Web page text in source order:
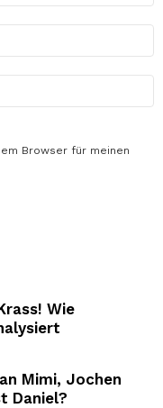
Browser für meinen
Wie
Mimi, Jochen
Daniel?